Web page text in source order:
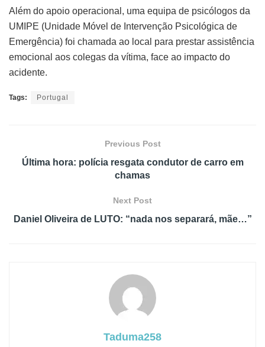
Além do apoio operacional, uma equipa de psicólogos da
UMIPE (Unidade Móvel de Intervenção Psicológica de
Emergência) foi chamada ao local para prestar assistência
emocional aos colegas da vítima, face ao impacto do
acidente.
Tags: Portugal
Previous Post
Última hora: polícia resgata condutor de carro em
chamas
Next Post
Daniel Oliveira de LUTO: “nada nos separará, mãe…”
Taduma258